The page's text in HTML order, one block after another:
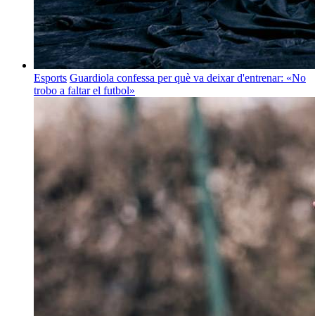
Esports Guardiola confessa per què va deixar d'entrenar: «No
trobo a faltar el futbol»